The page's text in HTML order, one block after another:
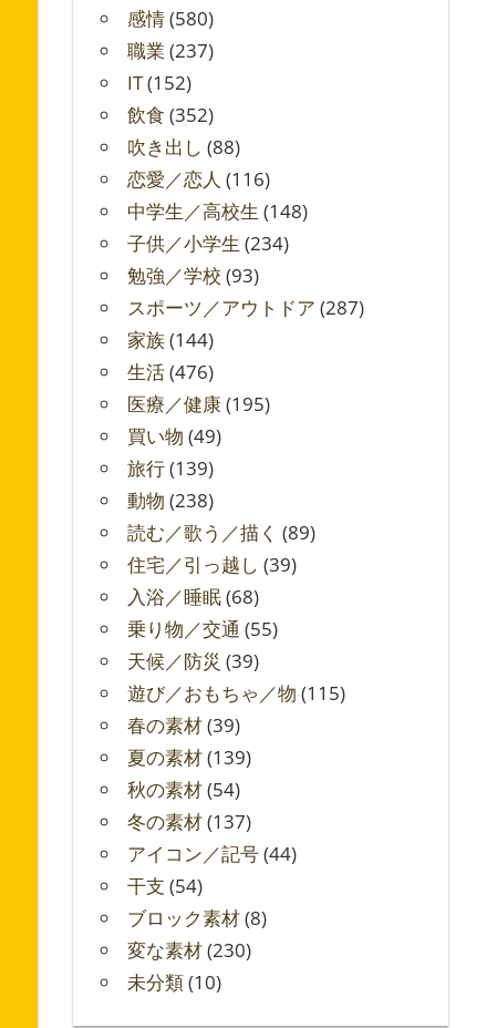
感情(580)
職業 (237)
IT(152)
飲食 (352)
吹き出し (88)
恋愛／恋人 (116)
中学生／高校生 (148)
子供／小学生 (234)
勉強／学校 (93)
スポーツ／アウトドア (287)
家族(144)
生活(476)
医療／健康(195)
買い物 (49)
旅行(139)
動物 (238)
読む／歌う／描く (89)
住宅／引っ越し (39)
入浴／睡眠(68)
乗り物／交通 (55)
天候／防災 (39)
遊び／おもちゃ／物 (115)
春の素材(39)
夏の素材(139)
秋の素材(54)
冬の素材(137)
アイコン／記号(44)
干支 (54)
ブロック素材(8)
変な素材(230)
未分類(10)